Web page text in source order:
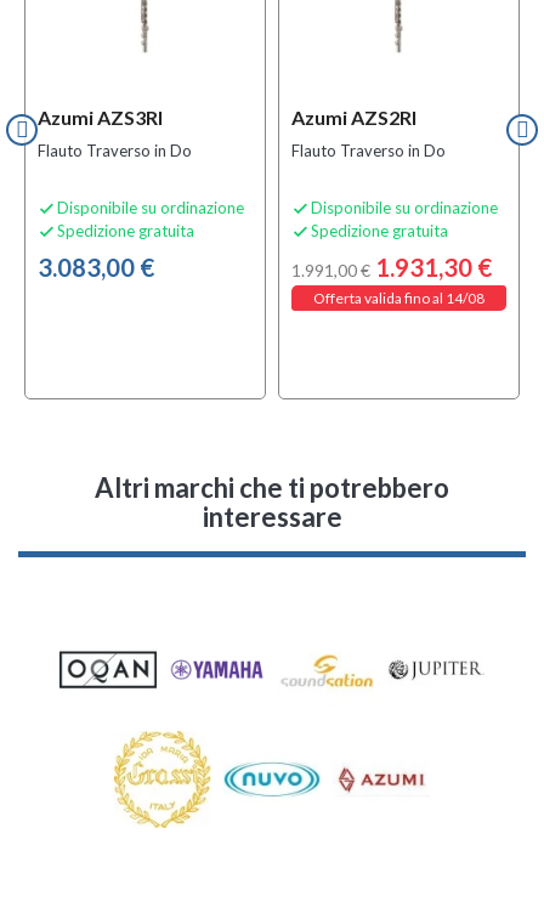
Azumi AZS3RI
Flauto Traverso in Do
 Disponibile su ordinazione
 Spedizione gratuita
3.083,00 €
Azumi AZS2RI
Flauto Traverso in Do
 Disponibile su ordinazione
 Spedizione gratuita
1.991,00 € 1.931,30 €
Offerta valida fino al 14/08
Altri marchi che ti potrebbero
interessare